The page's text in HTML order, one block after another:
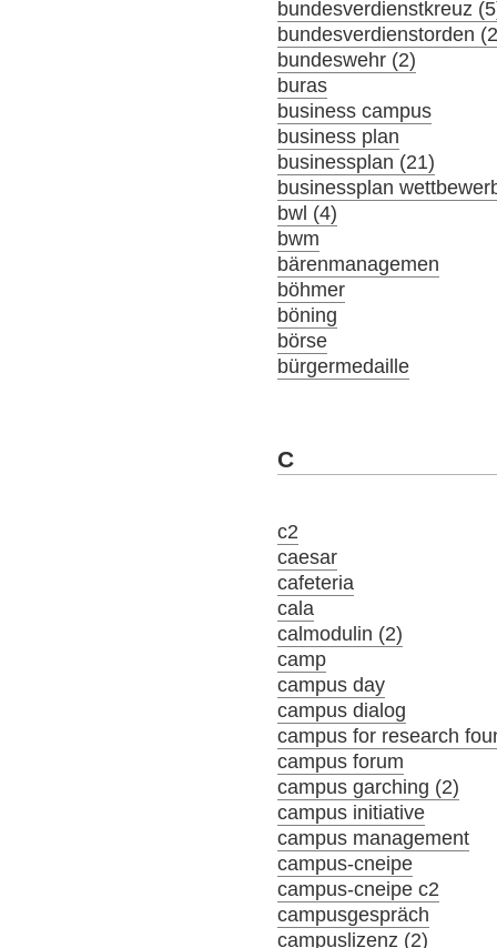
bundesverdienstkreuz
bundesverdienstorden
bundeswehr (2)
buras
business campus
business plan
businessplan (21)
businessplan
bwl (4)
bwm
bärenmanagemen
böhmer
böning
börse
bürgermedaille
C
c2
caesar
cafeteria
cala
calmodulin (2)
camp
campus day
campus dialog
campus for research
campus forum
campus garching (2)
campus initiative
campus management
campus-cneipe
campus-cneipe c2
campusgespräch
campuslizenz (2)